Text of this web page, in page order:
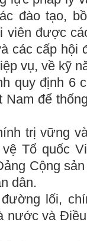
đào tạo,
viên được
các cấp hội
vụ, về kỹ
quy định 6
để
trị vững
Tổ quốc
Cộng
dân.
lối,
nước và